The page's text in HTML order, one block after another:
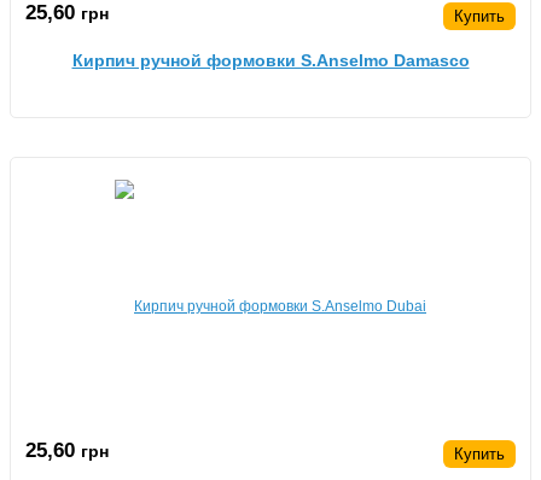
25,60 грн Купить
Кирпич ручной формовки S.Anselmo Damasco
25,60 грн Купить